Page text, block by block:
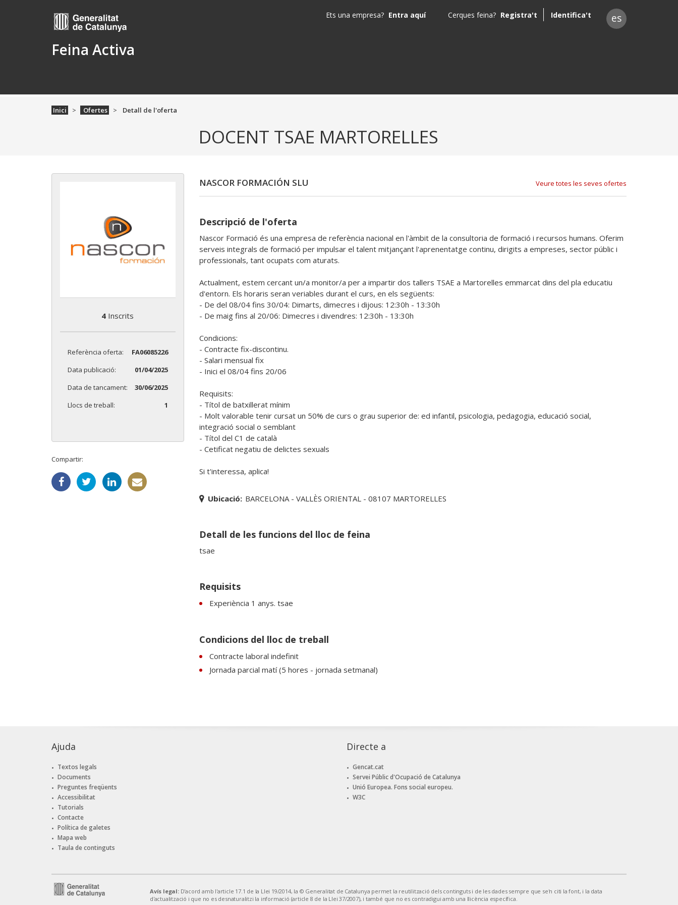
Feina Activa
Ets una empresa? Entra aquí Cerques feina? Registra't Identifica't es
Inici Ofertes Detall de l'oferta
DOCENT TSAE MARTORELLES
4 Inscrits
Referència oferta:
FA06085226
Data publicació:
01/04/2025
Data de tancament:
30/06/2025
Llocs de treball:
1
Compartir:
NASCOR FORMACIÓN SLU Veure totes les seves ofertes
Descripció de l'oferta
Nascor Formació és una empresa de referència nacional en l'àmbit de la consultoria de formació i recursos humans. Oferim
serveis integrals de formació per impulsar el talent mitjançant l'aprenentatge continu, dirigits a empreses, sector públic i
professionals, tant ocupats com aturats.
Actualment, estem cercant un/a monitor/a per a impartir dos tallers TSAE a Martorelles emmarcat dins del pla educatiu
d'entorn. Els horaris seran veriables durant el curs, en els següents:
- De del 08/04 fins 30/04: Dimarts, dimecres i dijous: 12:30h - 13:30h
- De maig fins al 20/06: Dimecres i divendres: 12:30h - 13:30h
Condicions:
- Contracte fix-discontinu.
- Salari mensual fix
- Inici el 08/04 fins 20/06
Requisits:
- Títol de batxillerat mínim
- Molt valorable tenir cursat un 50% de curs o grau superior de: ed infantil, psicologia, pedagogia, educació social,
integració social o semblant
- Títol del C1 de català
- Cetificat negatiu de delictes sexuals
Si t'interessa, aplica!
Ubicació: BARCELONA - VALLÈS ORIENTAL - 08107 MARTORELLES
Detall de les funcions del lloc de feina
tsae
Requisits
Experiència 1 anys. tsae
Condicions del lloc de treball
Contracte laboral indefinit
Jornada parcial matí (5 hores - jornada setmanal)
Ajuda
Textos legals
Documents
Preguntes freqüents
Accessibilitat
Tutorials
Contacte
Política de galetes
Mapa web
Taula de continguts
Directe a
Gencat.cat
Servei Públic d'Ocupació de Catalunya
Unió Europea. Fons social europeu.
W3C
Avís legal:D'acord amb l'article 17.1 de la Llei 19/2014, la © Generalitat de Catalunya permet la reutilització dels continguts i de les dades sempre que se'n citi la font, i la data
d'actualització i que no es desnaturalitzi la informació (article 8 de la Llei 37/2007), i també que no es contradigui amb una llicència específica.